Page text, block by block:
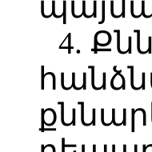
4.